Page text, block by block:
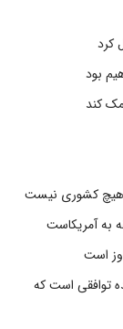
کرد
بود
کند
هیچ کشوری نیست
به آمریکاست
است
توافقی است که